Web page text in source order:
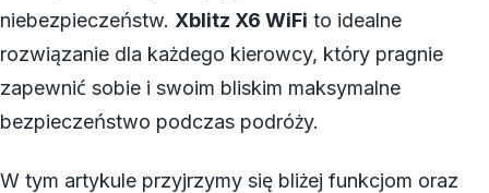
niebezpieczeństw. Xblitz X6 WiFi to idealne
rozwiązanie dla każdego kierowcy, który pragnie
zapewnić sobie i swoim bliskim maksymalne
bezpieczeństwo podczas podróży.
W tym artykule przyjrzymy się bliżej funkcjom oraz